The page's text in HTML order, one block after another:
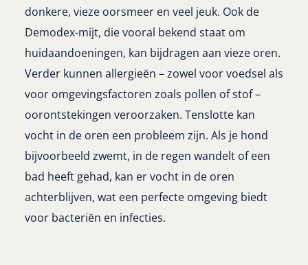
donkere, vieze oorsmeer en veel jeuk. Ook de
Demodex-mijt, die vooral bekend staat om
huidaandoeningen, kan bijdragen aan vieze oren.
Verder kunnen allergieën – zowel voor voedsel als
voor omgevingsfactoren zoals pollen of stof –
oorontstekingen veroorzaken. Tenslotte kan
vocht in de oren een probleem zijn. Als je hond
bijvoorbeeld zwemt, in de regen wandelt of een
bad heeft gehad, kan er vocht in de oren
achterblijven, wat een perfecte omgeving biedt
voor bacteriën en infecties.